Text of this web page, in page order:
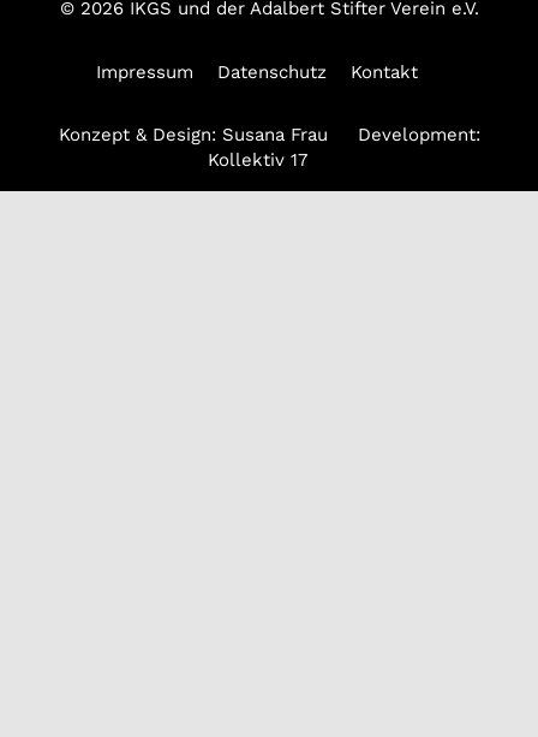
© 2026 IKGS und der Adalbert Stifter Verein e.V.
Impressum Datenschutz Kontakt
Konzept & Design: Susana Frau
Development:
Kollektiv 17